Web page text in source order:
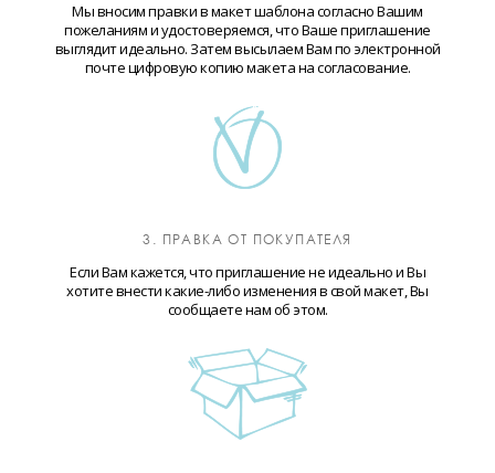
Мы вносим правки в макет шаблона согласно Вашим
пожеланиям и удостоверяемся, что Ваше приглашение
выглядит идеально. Затем высылаем Вам по электронной
почте цифровую копию макета на согласование.
3. ПРАВКА ОТ ПОКУПАТЕЛЯ
Если Вам кажется, что приглашение не идеально и Вы
хотите внести какие-либо изменения в свой макет, Вы
сообщаете нам об этом.